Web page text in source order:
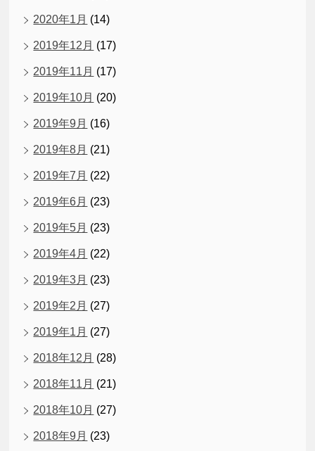
2020年1月 (14)
2019年12月 (17)
2019年11月 (17)
2019年10月 (20)
2019年9月 (16)
2019年8月 (21)
2019年7月 (22)
2019年6月 (23)
2019年5月 (23)
2019年4月 (22)
2019年3月 (23)
2019年2月 (27)
2019年1月 (27)
2018年12月 (28)
2018年11月 (21)
2018年10月 (27)
2018年9月 (23)